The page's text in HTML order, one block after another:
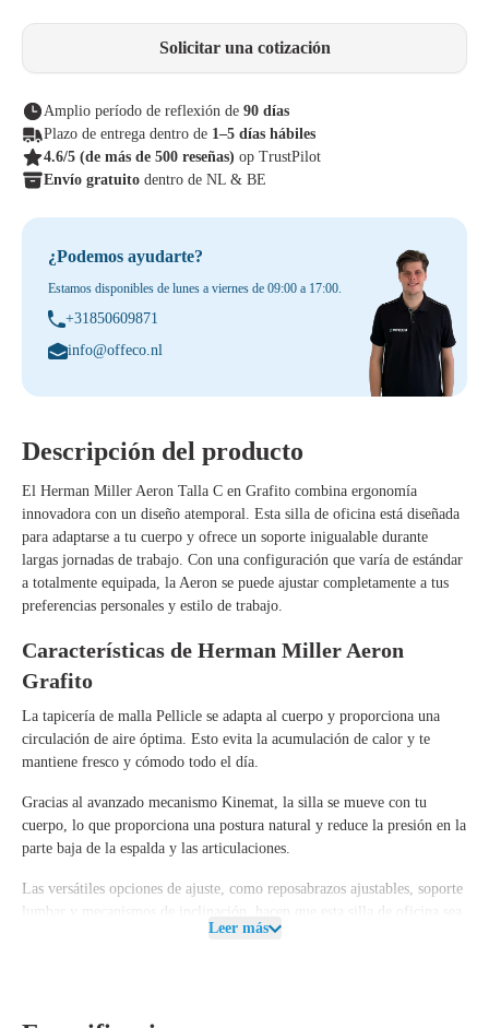
Solicitar una cotización
Amplio período de reflexión de 90 días
Plazo de entrega dentro de 1–5 días hábiles
4.6/5 (de más de 500 reseñas) op TrustPilot
Envío gratuito dentro de NL & BE
¿Podemos ayudarte?
Estamos disponibles de lunes a viernes de 09:00 a 17:00.
+31850609871
info@offeco.nl
Descripción del producto
El Herman Miller Aeron Talla C en Grafito combina ergonomía
innovadora con un diseño atemporal. Esta silla de oficina está diseñada
para adaptarse a tu cuerpo y ofrece un soporte inigualable durante
largas jornadas de trabajo. Con una configuración que varía de estándar
a totalmente equipada, la Aeron se puede ajustar completamente a tus
preferencias personales y estilo de trabajo.
Características de Herman Miller Aeron
Grafito
La tapicería de malla Pellicle se adapta al cuerpo y proporciona una
circulación de aire óptima. Esto evita la acumulación de calor y te
mantiene fresco y cómodo todo el día.
Gracias al avanzado mecanismo Kinemat, la silla se mueve con tu
cuerpo, lo que proporciona una postura natural y reduce la presión en la
parte baja de la espalda y las articulaciones.
Las versátiles opciones de ajuste, como reposabrazos ajustables, soporte
lumbar y mecanismos de inclinación, hacen que esta silla de oficina sea
adecuada para cualquier usuario y entorno de trabajo.
como de oficina en casa.
Leer más